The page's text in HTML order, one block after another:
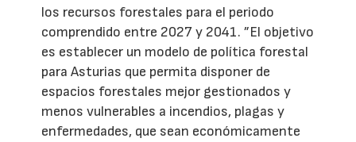
los recursos forestales para el periodo
comprendido entre 2027 y 2041. ”El objetivo
es establecer un modelo de política forestal
para Asturias que permita disponer de
espacios forestales mejor gestionados y
menos vulnerables a incendios, plagas y
enfermedades, que sean económicamente